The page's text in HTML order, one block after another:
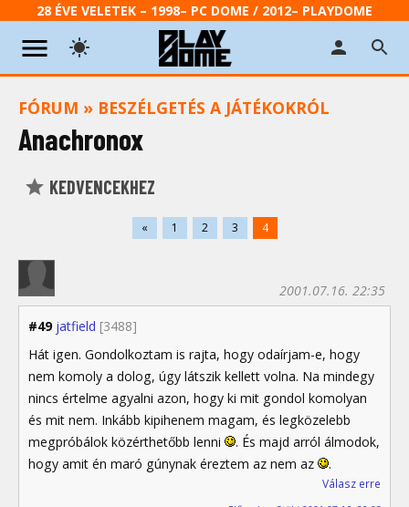
28 ÉVE VELETEK – 1998– PC DOME / 2012– PLAYDOME
FÓRUM » BESZÉLGETÉS A JÁTÉKOKRÓL
Anachronox
KEDVENCEKHEZ
« 1 2 3 4
#49 jatfield [3488]
2001.07.16. 22:35
Hát igen. Gondolkoztam is rajta, hogy odaírjam-e, hogy
nem komoly a dolog, úgy látszik kellett volna. Na mindegy
nincs értelme agyalni azon, hogy ki mit gondol komolyan
és mit nem. Inkább kipihenem magam, és legközelebb
megpróbálok közérthetőbb lenni
. És majd arról álmodok,
hogy amit én maró gúnynak éreztem az nem az
.
Válasz erre